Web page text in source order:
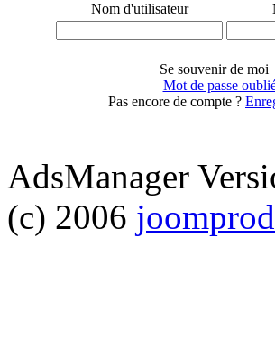
Nom d'utilisateur
Se souvenir de moi
Mot de passe
Pas encore de compte ?
AdsManager
(c) 2006